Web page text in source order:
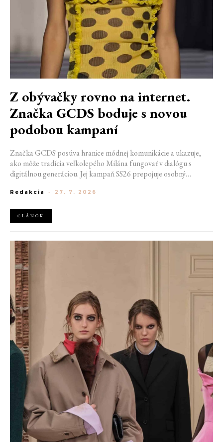
Z obývačky rovno na internet.
Značka GCDS boduje s novou
podobou kampaní
Značka GCDS posúva hranice módnej komunikácie a ukazuje,
ako môže tradícia veľkolepého Milána fungovať v dialógu s
digitálnou generáciou. Jej kampaň SS26 prepojuje osobný
spôsob, akým dnes módu vnímame a zdieľame. Zároveň
trendy a vytvárať autentické spojenie medzi módou, digitálnym
prostredím a každodenným životom mladej generácie.
Redakcia - 27. 7. 2026
ČLÁNOK